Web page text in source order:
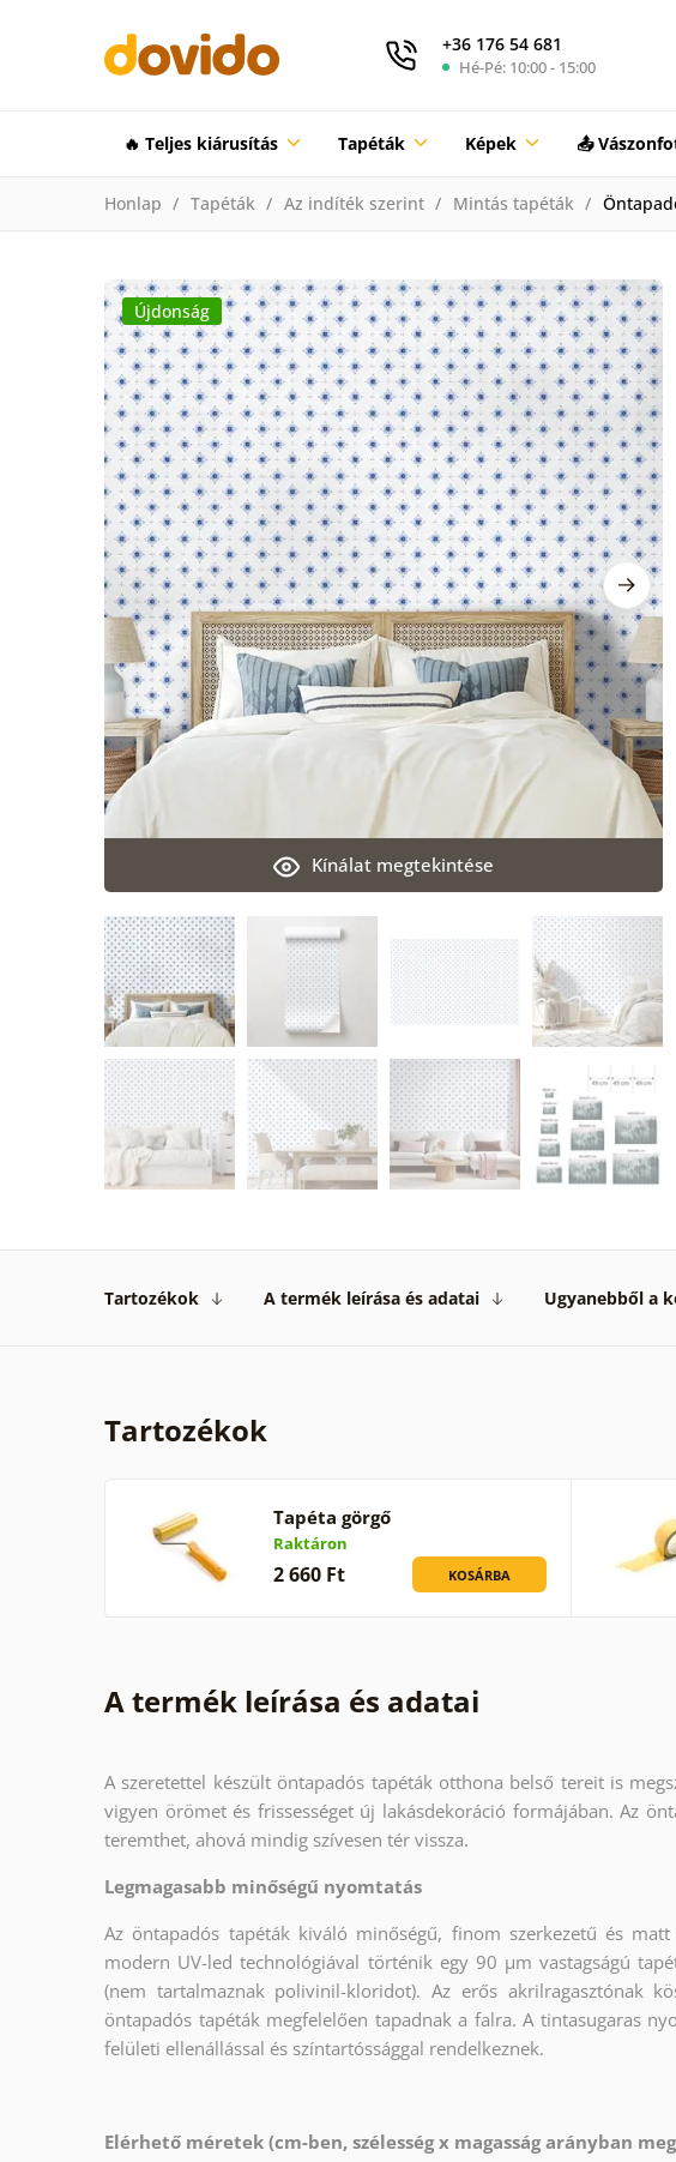
+36 176 54 681
Hé-Pé: 10:00 - 15:00
🔥 Teljes kiárusítás Tapéták Képek 📤
Honlap Tapéták Az indíték szerint Mintás tapéták
Kínálat megtekintése
Újdonság
Tartozékok A termék leírása és adatai Ugyanebből a
Tartozékok
Tapéta görgő
Raktáron
2 660 Ft KOSÁRBA
A termék leírása és adatai
A szeretettel készült öntapadós tapéták otthona belső tereit is
vigyen örömet és frissességet új lakásdekoráció formájában. Az
teremthet, ahová mindig szívesen tér vissza.
Legmagasabb minőségű nyomtatás
Az öntapadós tapéták kiváló minőségű, finom szerkezetű és
modern UV-led technológiával történik egy 90 µm vastagságú
(nem tartalmaznak polivinil-kloridot). Az erős akrilragasztónak
öntapadós tapéták megfelelően tapadnak a falra. A tintasugaras
felületi ellenállással és színtartóssággal rendelkeznek.
Elérhető méretek (cm-ben, szélesség x magasság arányban